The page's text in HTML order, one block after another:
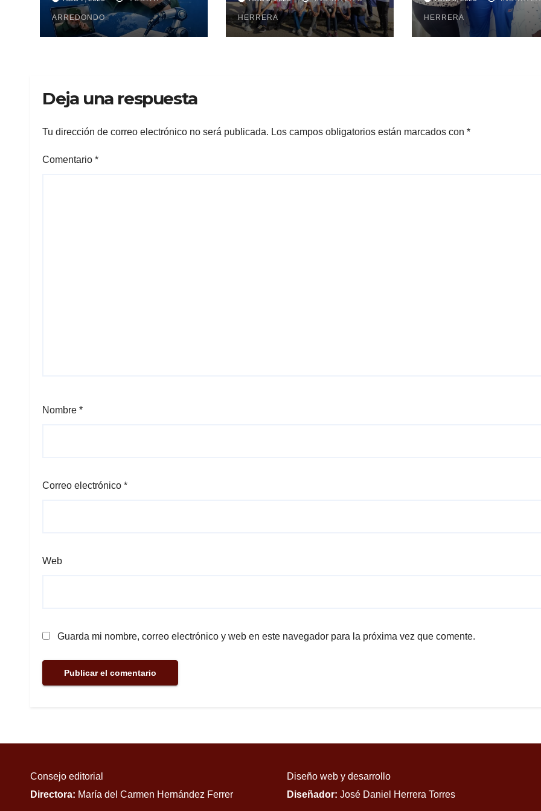
ARREDONDO
Mayabeque realizan
pesquisa
HERRERA
subir al podio
HERRERA
Deja una respuesta
Tu dirección de correo electrónico no será publicada. Los campos obligatorios están marcados con *
Comentario *
Nombre *
Correo electrónico *
Web
Guarda mi nombre, correo electrónico y web en este navegador para la próxima vez que comente.
Consejo editorial
Directora: María del Carmen Hernández Ferrer
Diseño web y desarrollo
Diseñador: José Daniel Herrera Torres